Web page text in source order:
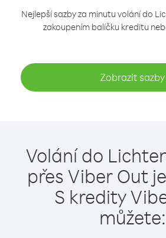
Nejlepší sazby za minutu volání do
zakoupením balíčku kreditu
Zobrazit sazby
Volání do
přes Viber Out
S kredity
můžete: